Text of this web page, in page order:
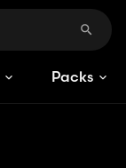
Packs